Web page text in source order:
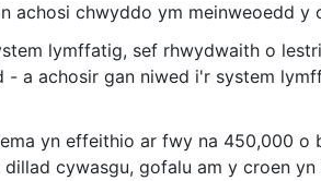
achosi chwyddo ym meinweoedd
lymffatig, sef rhwydwaith o
a achosir gan niwed i'r system
yn effeithio ar fwy na 450,000
cywasgu, gofalu am y croen